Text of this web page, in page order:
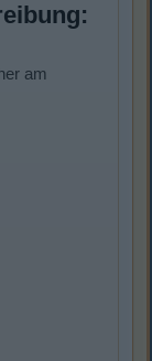
am